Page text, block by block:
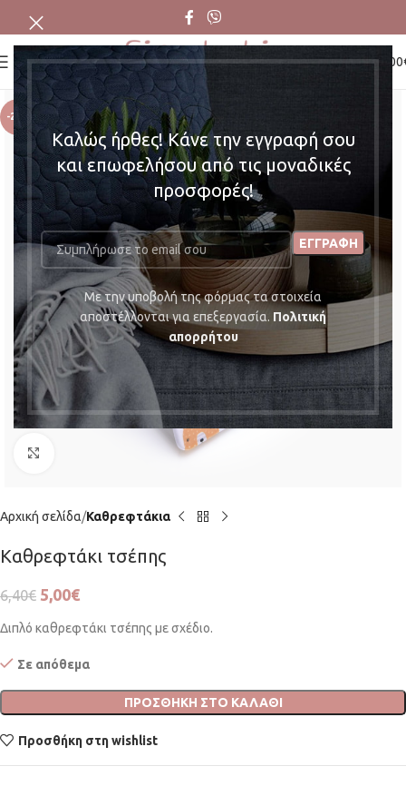
Καλώς ήρθες! Κάνε την εγγραφή σου
και επωφελήσου από τις μοναδικές
προσφορές!
Mε την υποβολή της φόρμας τα στοιχεία
αποστέλλονται για επεξεργασία. Πολιτική
απορρήτου
MENU 0,00
-22%
Αρχική σελίδα Καθρεφτάκια
Καθρεφτάκι τσέπης
6,40€ 5,00€
Διπλό καθρεφτάκι τσέπης με σχέδιο.
Σε απόθεμα
ΠΡΟΣΘΉΚΗ ΣΤΟ ΚΑΛΆΘΙ
Προσθήκη στη wishlist